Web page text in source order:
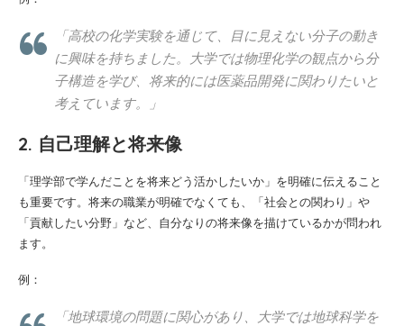
「高校の化学実験を通じて、目に見えない分子の動き
に興味を持ちました。大学では物理化学の観点から分
子構造を学び、将来的には医薬品開発に関わりたいと
考えています。」
2. 自己理解と将来像
「理学部で学んだことを将来どう活かしたいか」を明確に伝えること
も重要です。将来の職業が明確でなくても、「社会との関わり」や
「貢献したい分野」など、自分なりの将来像を描けているかが問われ
ます。
例：
「地球環境の問題に関心があり、大学では地球科学を